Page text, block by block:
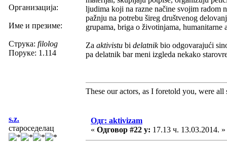
Организација:
Име и презиме:
Струка: filolog
Поруке: 1.114
ljudima koji na razne načine svojim radom
pažnju na potrebu šireg društvenog
grupama, briga o životinjama, humanitarne
Za aktivistu bi delatnikbio odgovarajući
pa delatnik bar meni izgleda nekako
These our actors, as I foretold you, were
s.z.
староседелац
Одг: aktivizam
« Одговор #22 у: 17.13 ч. 13.03.2014. »